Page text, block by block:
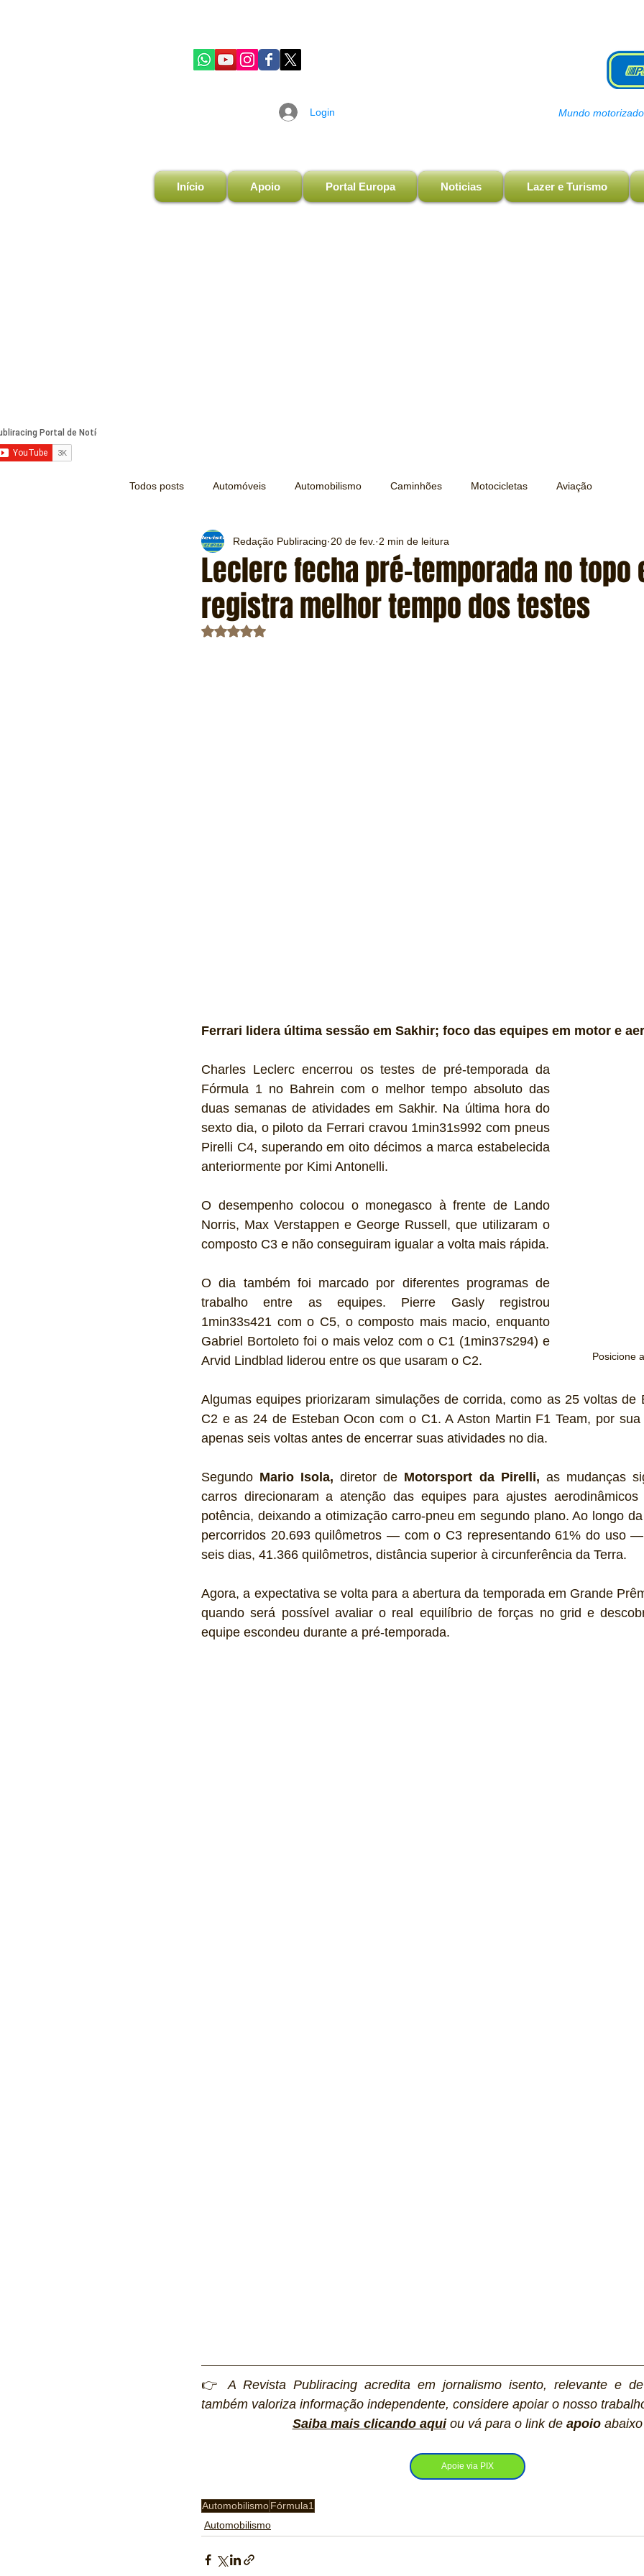
Login
Mundo
Início Apoio Portal Europa Noticias Lazer e Turismo
Todos posts Automóveis Automobilismo Caminhões Motocicletas Aviação
Turismo Lazer Transporte Trens e Metrô
Mecânica e Peças Segurança Testes e Comparativos Máquinas e Equipamentos
Leclerc fecha pré-temporada no topo
registra melhor tempo dos testes
Redação Publiracing 20 de fev. 2 min de leitura
Avaliado com NaN de 5 estrelas.
Ferrari lidera última sessão em Sakhir; foco das equipes em motor e
Posicione
Charles Leclerc encerrou os testes de pré-temporada da
Fórmula 1 no Bahrein com o melhor tempo absoluto das
duas semanas de atividades em Sakhir. Na última hora do
sexto dia, o piloto da Ferrari cravou 1min31s992 com pneus
Pirelli C4, superando em oito décimos a marca estabelecida
anteriormente por Kimi Antonelli.
O desempenho colocou o monegasco à frente de Lando
Norris, Max Verstappen e George Russell, que utilizaram o
composto C3 e não conseguiram igualar a volta mais rápida.
O dia também foi marcado por diferentes programas de
trabalho entre as equipes. Pierre Gasly registrou
1min33s421 com o C5, o composto mais macio, enquanto
Gabriel Bortoleto foi o mais veloz com o C1 (1min37s294) e
Arvid Lindblad liderou entre os que usaram o C2.
Algumas equipes priorizaram simulações de corrida, como as 25 voltas de
C2 e as 24 de Esteban Ocon com o C1. A Aston Martin F1 Team, por sua
apenas seis voltas antes de encerrar suas atividades no dia.
Segundo Mario Isola, diretor de Motorsport da Pirelli, as mudanças
carros direcionaram a atenção das equipes para ajustes
potência, deixando a otimização carro-pneu em segundo plano. Ao longo
percorridos 20.693 quilômetros — com o C3 representando 61% do uso
seis dias, 41.366 quilômetros, distância superior à circunferência da Terra.
Agora, a expectativa se volta para a abertura da temporada em Grande
quando será possível avaliar o real equilíbrio de forças no grid e
equipe escondeu durante a pré-temporada.
👉 A Revista Publiracing acredita em jornalismo isento, relevante e
também valoriza informação independente, considere apoiar o nosso
Saiba mais clicando aqui ou vá para o link de apoio abaixo
Apoie via PIX
AutomobilismoFórmula1
Automobilismo